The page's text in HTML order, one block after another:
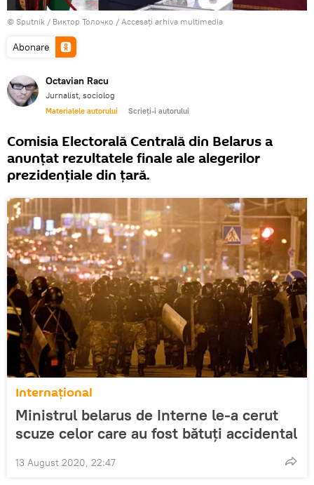
© Sputnik / Виктор Толочко / Accesați arhiva multimedia
Abonare
Octavian Racu
Jurnalist, sociolog
Materialele autorului Scrieți-i autorului
Comisia Electorală Centrală din Belarus a
anunțat rezultatele finale ale alegerilor
prezidențiale din țară.
Internaţional
Ministrul belarus de Interne le-a cerut
scuze celor care au fost bătuți accidental
13 August 2020, 22:47